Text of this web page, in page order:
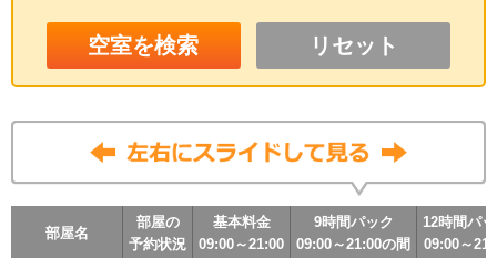
リセット
部屋名
部屋の
予約状況
基本料金
09:00～21:00
9時間パック
09:00～21:00の間
12時間パ
09:00～
部屋名
部屋の
予約状況
基本料金
09:00～21:00
9時間パック
09:00～21:00の間
12時間パ
09:00～
部屋名
部屋の
予約状況
基本料金
09:00～21:00
9時間パック
09:00～21:00の間
12時間パ
09:00～
部屋名
部屋の
予約状況
基本料金
09:00～21:00
9時間パック
09:00～21:00の間
12時間パ
09:00～